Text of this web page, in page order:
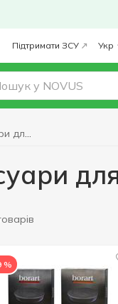
Підтримати ЗСУ Укр
Форми та аксесуари для випічки
%